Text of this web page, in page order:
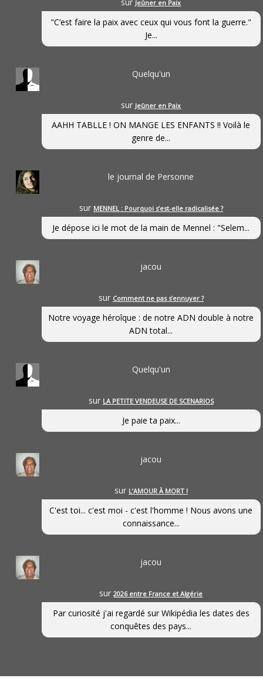
Jeûner en Paix
"C’est faire la paix avec ceux qui vous font la guerre."
Je...
Quelqu'un
sur Jeûner en Paix
AAHH TABLLE ! ON MANGE LES ENFANTS !! Voilà le
genre de...
le journal de Personne
sur MENNEL : Pourquoi s’est-elle radicalisée ?
Je dépose ici le mot de la main de Mennel : "Selem...
jacou
sur Comment ne pas s’ennuyer ?
Notre voyage héroîque : de notre ADN double à notre
ADN total...
Quelqu'un
sur LA PETITE VENDEUSE DE SCENARIOS
Je paie ta paix...
jacou
sur L’AMOUR À MORT !
C'est toi... c'est moi - c'est l'homme ! Nous avons une
connaissance...
jacou
sur2026 entre France et Algérie
Par curiosité j'ai regardé sur Wikipédia les dates des
conquêtes des pays...